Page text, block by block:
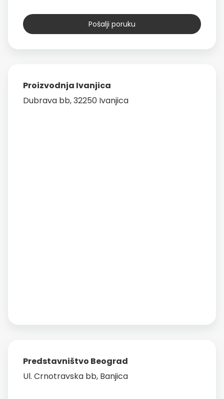
Proizvodnja Ivanjica
Dubrava bb, 32250 Ivanjica
Predstavništvo Beograd
Ul. Crnotravska bb, Banjica